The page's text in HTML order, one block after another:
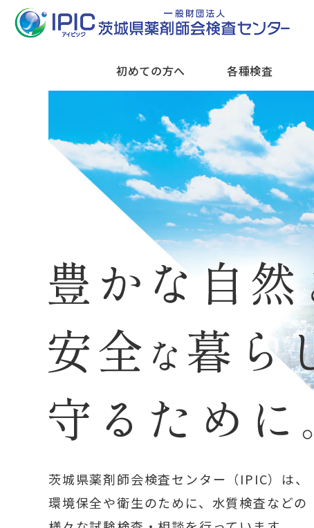
初めての方へ 各種検査
茨城県薬剤師会検査センター（IPIC）は、
環境保全や衛生のために、水質検査などの